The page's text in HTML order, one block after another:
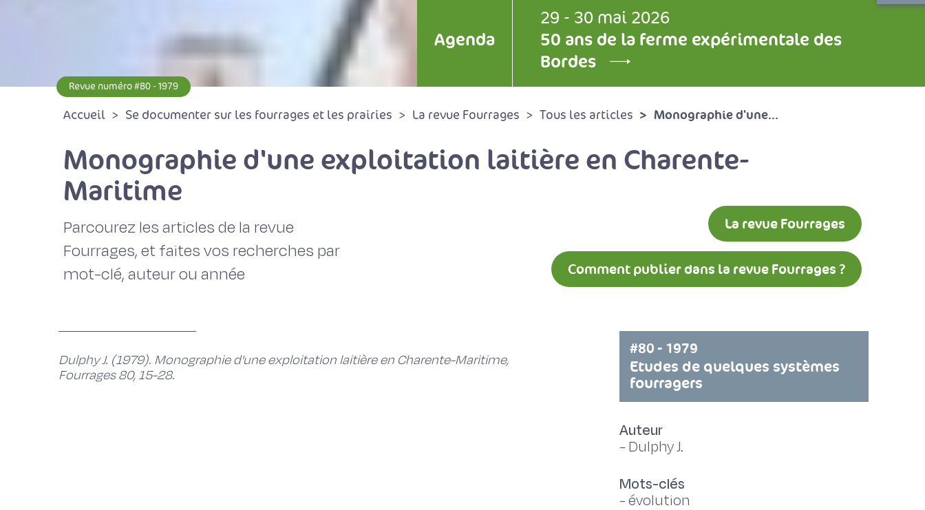
Agenda
29 - 30 mai 2026
50 ans de la ferme expérimentale des
Bordes
Revue numéro #80 - 1979
Accueil Se documenter sur les fourrages et les prairies La revue Fourrages Tous les articles Monographie d'une...
Monographie d'une exploitation laitière en Charente-
Maritime
Parcourez les articles de la revue
Fourrages, et faites vos recherches par
mot-clé, auteur ou année
La revue Fourrages
Comment publier dans la revue Fourrages ?
Dulphy J. (1979). Monographie d'une exploitation laitière en Charente-Maritime,
Fourrages 80, 15-28.
#80 - 1979
Etudes de quelques systèmes
fourragers
Auteur
- Dulphy J.
Mots-clés
-évolution